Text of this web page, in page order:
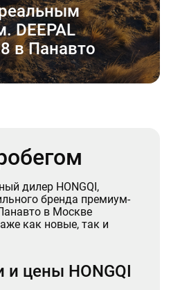
DEEPAL
в Панавто
дилер HONGQI,
бренда премиум-
в Москве
как новые, так и
цены HONGQI